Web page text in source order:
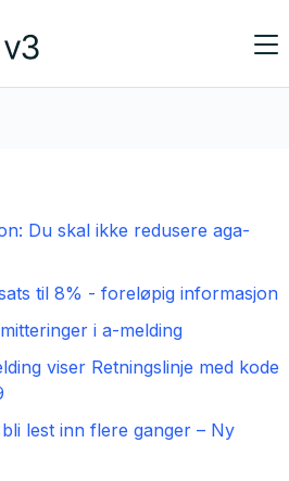
Du skal ikke redusere aga-
til 8% - foreløpig informasjon
i a-melding
viser Retningslinje med kode
lest inn flere ganger – Ny